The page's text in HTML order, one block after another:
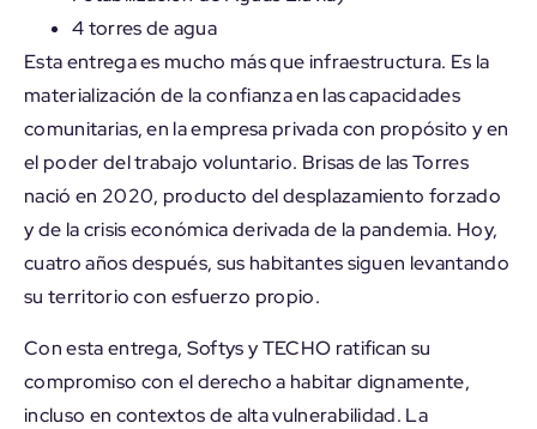
4 torres de agua
Esta entrega es mucho más que infraestructura. Es la
materialización de la confianza en las capacidades
comunitarias, en la empresa privada con propósito y en
el poder del trabajo voluntario. Brisas de las Torres
nació en 2020, producto del desplazamiento forzado
y de la crisis económica derivada de la pandemia. Hoy,
cuatro años después, sus habitantes siguen levantando
su territorio con esfuerzo propio.
Con esta entrega, Softys y TECHO ratifican su
compromiso con el derecho a habitar dignamente,
incluso en contextos de alta vulnerabilidad. La